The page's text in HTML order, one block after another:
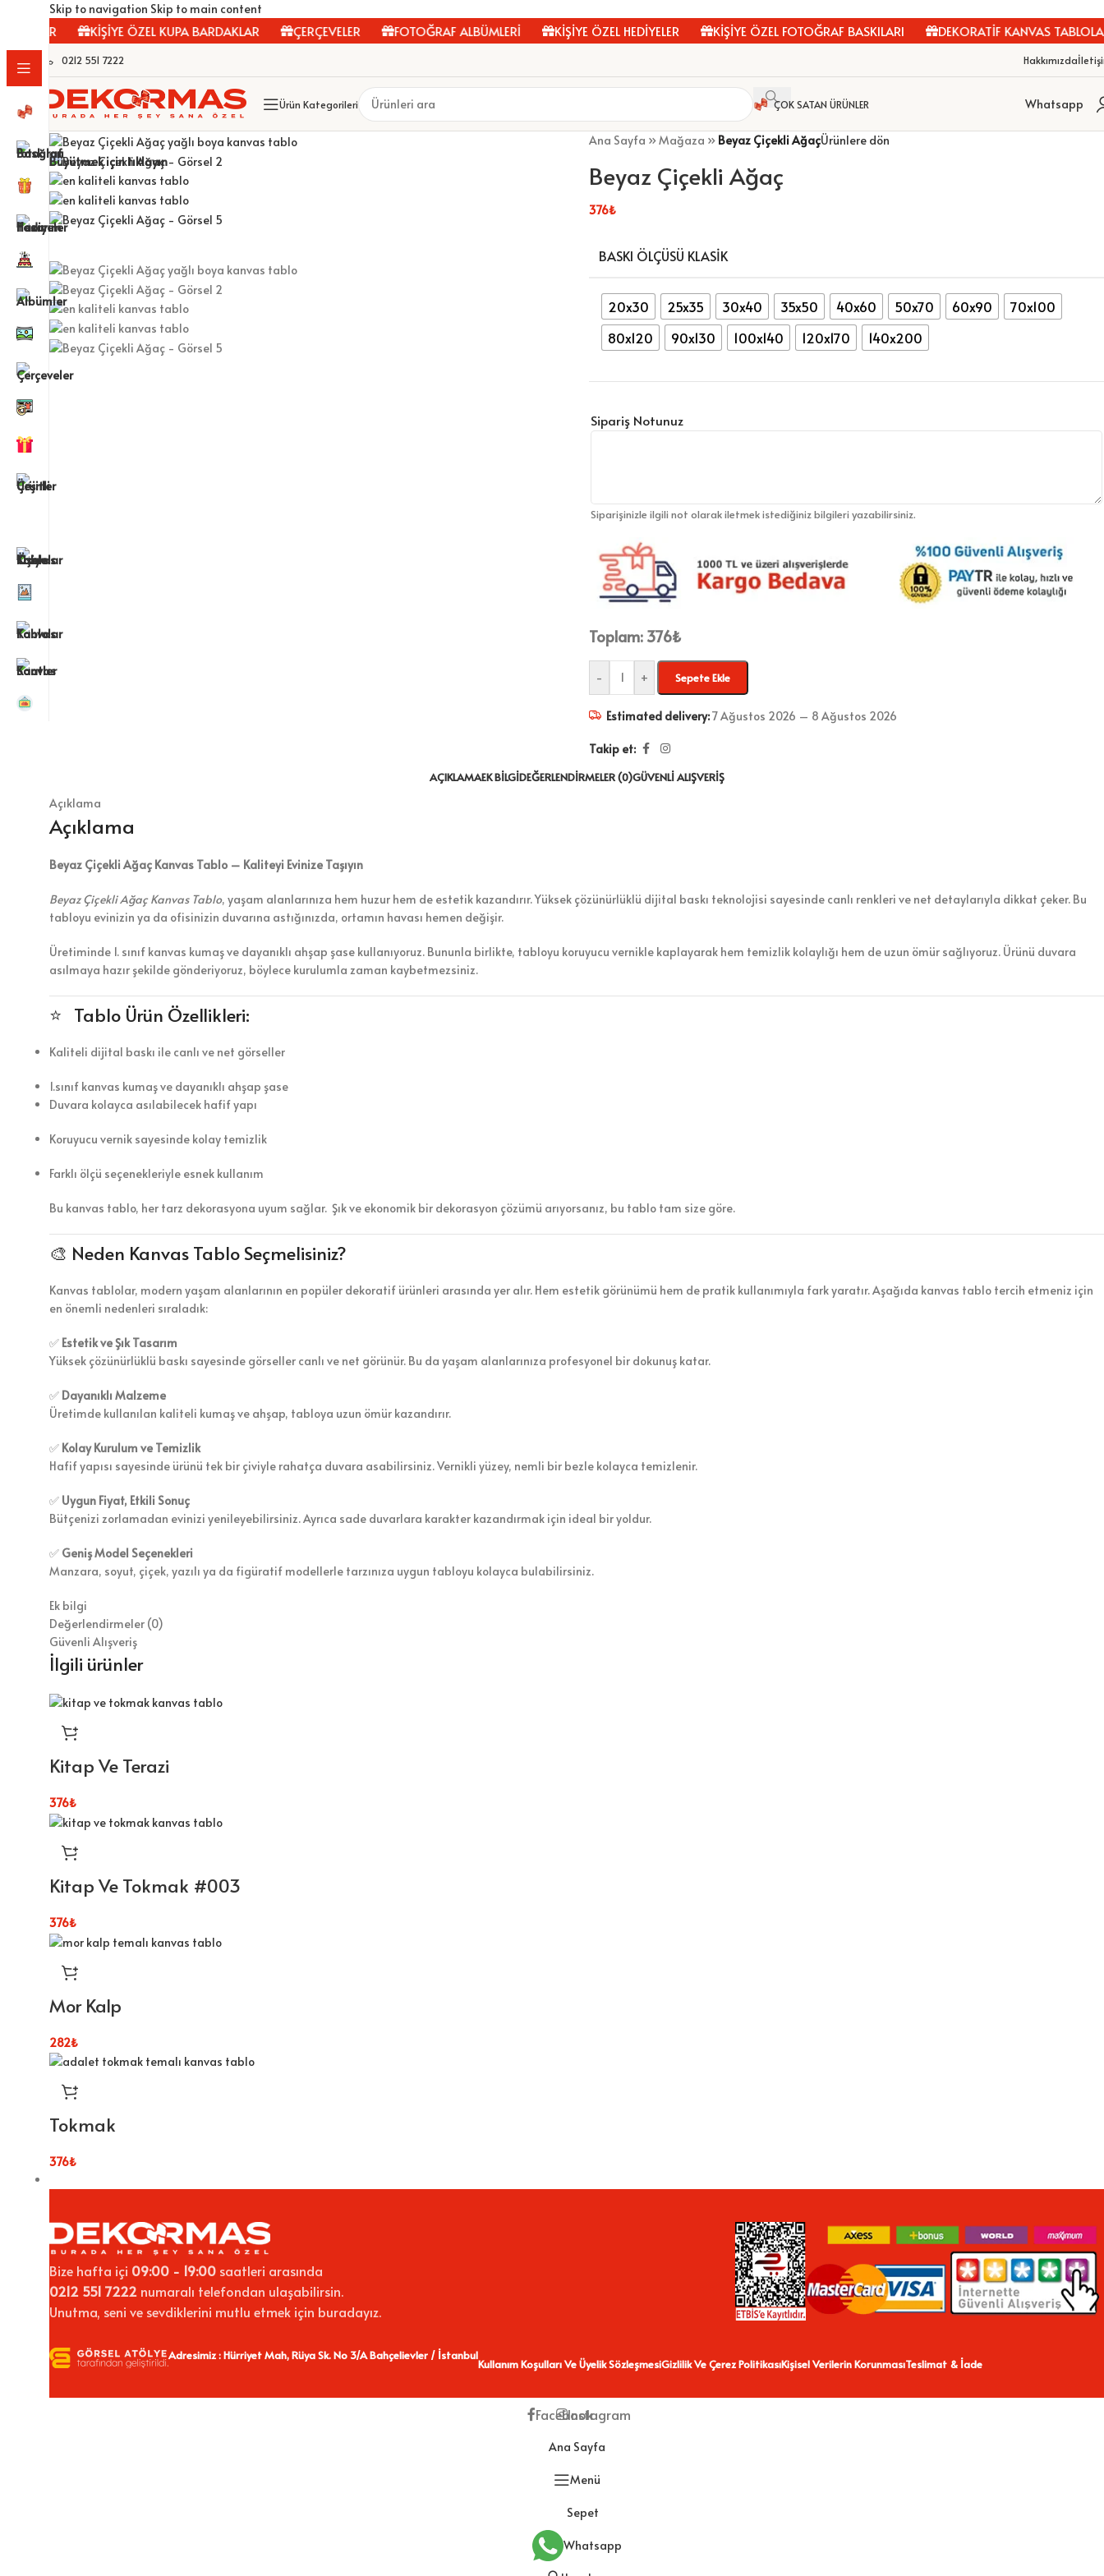
Skip to navigation Skip to main content
KİŞİYE ÖZEL KUPA BARDAKLAR ÇERÇEVELER FOTOĞRAF ALBÜMLERİ KİŞİYE ÖZEL HEDİYELER KİŞİYE ÖZEL FOTOĞRAF BASKILARI DEKORATİF KANVAS TABLOLAR
0212 551 7222 Hakkımızda
Ürün Kategorileri ÇOK SATAN ÜRÜNLER Whatsapp
Büyütmek için tıklayın
Ana Sayfa »Mağaza » Beyaz Çiçekli AğaçÜrünlere dön
Beyaz Çiçekli Ağaç
376₺
BASKI ÖLÇÜSÜ KLASIK
20x30 25x35 30x40 35x50 40x60 50x70 60x90
70x100
80x120
90x130 100x140 120x170 140x200
Sipariş Notunuz
Siparişinizle ilgili not olarak iletmek istediğiniz bilgileri yazabilirsiniz.
Toplam: 376₺
- + Sepete Ekle
Estimated delivery:7 Ağustos 2026 – 8 Ağustos 2026
Takip et:
AÇIKLAMAEK BILGIDEĞERLENDIRMELER (0)GÜVENLI ALIŞVERIŞ
Açıklama
Açıklama
Beyaz Çiçekli Ağaç Kanvas Tablo – Kaliteyi Evinize Taşıyın
Beyaz Çiçekli Ağaç Kanvas Tablo, yaşam alanlarınıza hem huzur hem de estetik kazandırır. Yüksek çözünürlüklü dijital baskı teknolojisi sayesinde canlı renkleri ve net detaylarıyla dikkat çeker. Bu
tabloyu evinizin ya da ofisinizin duvarına astığınızda, ortamın havası hemen değişir.
Üretiminde 1. sınıf kanvas kumaş ve dayanıklı ahşap şase kullanıyoruz. Bununla birlikte, tabloyu koruyucu vernikle kaplayarak hem temizlik kolaylığı hem de uzun ömür sağlıyoruz. Ürünü duvara
asılmaya hazır şekilde gönderiyoruz, böylece kurulumla zaman kaybetmezsiniz.
⭐ Tablo Ürün Özellikleri:
Kaliteli dijital baskı ile canlı ve net görseller
1.sınıf kanvas kumaş ve dayanıklı ahşap şase
Duvara kolayca asılabilecek hafif yapı
Koruyucu vernik sayesinde kolay temizlik
Farklı ölçü seçenekleriyle esnek kullanım
Bu kanvas tablo, her tarz dekorasyona uyum sağlar. Şık ve ekonomik bir dekorasyon çözümü arıyorsanız, bu tablo tam size göre.
🎨 Neden Kanvas Tablo Seçmelisiniz?
Kanvas tablolar, modern yaşam alanlarının en popüler dekoratif ürünleri arasında yer alır. Hem estetik görünümü hem de pratik kullanımıyla fark yaratır. Aşağıda kanvas tablo tercih etmeniz için
en önemli nedenleri sıraladık:
✅ Estetik ve Şık Tasarım
Yüksek çözünürlüklü baskı sayesinde görseller canlı ve net görünür. Bu da yaşam alanlarınıza profesyonel bir dokunuş katar.
✅ Dayanıklı Malzeme
Üretimde kullanılan kaliteli kumaş ve ahşap, tabloya uzun ömür kazandırır.
✅ Kolay Kurulum ve Temizlik
Hafif yapısı sayesinde ürünü tek bir çiviyle rahatça duvara asabilirsiniz. Vernikli yüzey, nemli bir bezle kolayca temizlenir.
✅ Uygun Fiyat, Etkili Sonuç
Bütçenizi zorlamadan evinizi yenileyebilirsiniz. Ayrıca sade duvarlara karakter kazandırmak için ideal bir yoldur.
✅ Geniş Model Seçenekleri
Manzara, soyut, çiçek, yazılı ya da figüratif modellerle tarzınıza uygun tabloyu kolayca bulabilirsiniz.
Ek bilgi
Değerlendirmeler (0)
Güvenli Alışveriş
İlgili ürünler
Kitap Ve Terazi
376₺
Kitap Ve Tokmak #003
376₺
Mor Kalp
282₺
Tokmak
376₺
Bize hafta içi 09:00 - 19:00 saatleri arasında
0212 551 7222 numaralı telefondan ulaşabilirsin.
Unutma, seni ve sevdiklerini mutlu etmek için buradayız.
Adresimiz : Hürriyet Mah, Rüya Sk. No 3/A Bahçelievler / İstanbul
Kullanım Koşulları Ve Üyelik SözleşmesiGizlilik Ve Çerez PolitikasıKişisel Verilerin KorunmasıTeslimat & İade
FacebookInstagram
Ana Sayfa
Menü
Sepet
Whatsapp